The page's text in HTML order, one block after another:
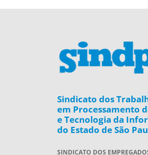
Sindicato dos
em Processamento
e Tecnologia da
do Estado de São
SINDICATO DOS